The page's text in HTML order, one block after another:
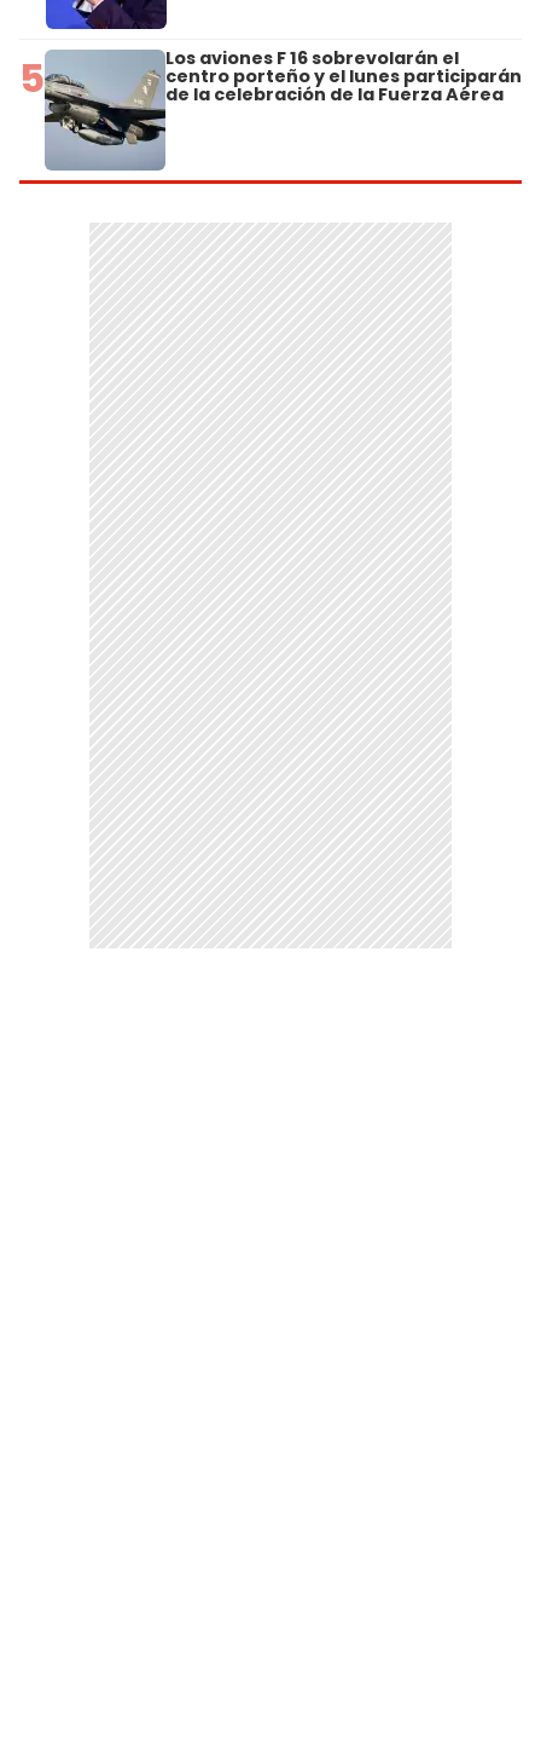
5 Los aviones F 16 sobrevolarán el
centro porteño y el lunes participarán
de la celebración de la Fuerza Aérea